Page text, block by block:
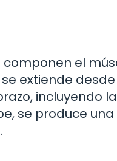
el
extiende
incluyendo
se produce una